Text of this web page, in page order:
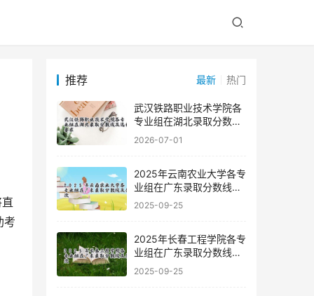
考
推荐 最新 热门
武汉铁路职业技术学院各
专业组在湖北录取分数线
及选科要求
2026-07-01
2025年云南农业大学各专
业组在广东录取分数线及
位次
2025-09-25
2025年长春工程学院各专
业组在广东录取分数线及
位次
2025-09-25